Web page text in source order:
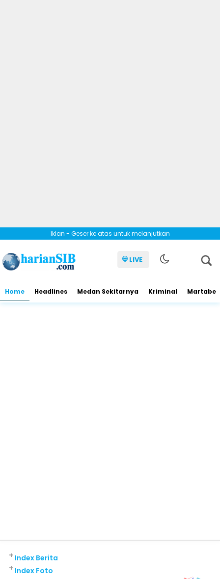
Iklan - Geser ke atas untuk melanjutkan
LIVE
Home Headlines Medan Sekitarnya Kriminal Martabe
Index Berita
+
Index Foto
+